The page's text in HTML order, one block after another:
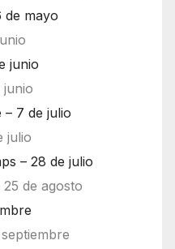
de mayo
junio
junio
7 de julio
julio
– 28 de julio
de agosto